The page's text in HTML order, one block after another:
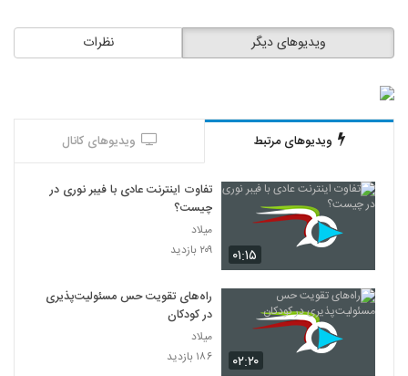
نظرات ویدیوهای دیگر
ویدیوهای مرتبط ویدیوهای کانال
۰۱:۱۵
تفاوت اینترنت عادی با فیبر نوری در
چیست؟
میلاد
۲۰۹ بازدید
۰۲:۲۰
راه‌های تقویت حس مسئولیت‌پذیری
در کودکان
میلاد
۱۸۶ بازدید